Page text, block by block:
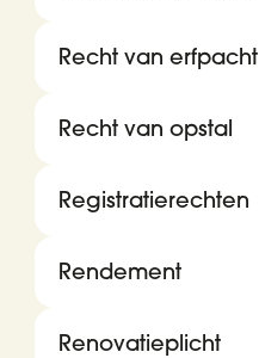
Recht van erfpacht
Recht van opstal
Registratierechten
Rendement
Renovatieplicht